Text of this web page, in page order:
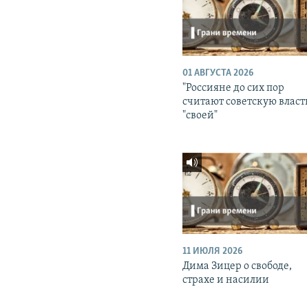
01 АВГУСТА 2026
"Россияне до сих пор
считают советскую
"своей"
11 ИЮЛЯ 2026
Дима Зицер о свободе,
страхе и насилии